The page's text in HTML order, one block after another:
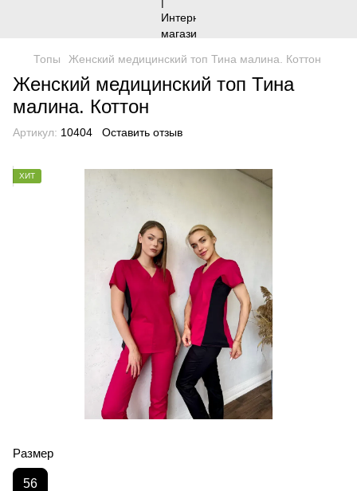
Топы Женский медицинский топ Тина малина. Коттон
Женский медицинский топ Тина
малина. Коттон
Артикул: 10404 Оставить отзыв
ХИТ
Размер
56